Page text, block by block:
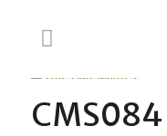
CMS084